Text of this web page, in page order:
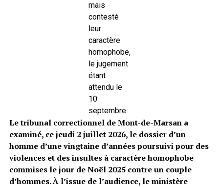
mais
contesté
leur
caractère
homophobe,
le jugement
étant
attendu le
10
septembre
Le tribunal correctionnel de Mont-de-Marsan a
examiné, ce jeudi 2 juillet 2026, le dossier d’un
homme d’une vingtaine d’années poursuivi pour des
violences et des insultes à caractère homophobe
commises le jour de Noël 2025 contre un couple
d’hommes. À l’issue de l’audience, le ministère